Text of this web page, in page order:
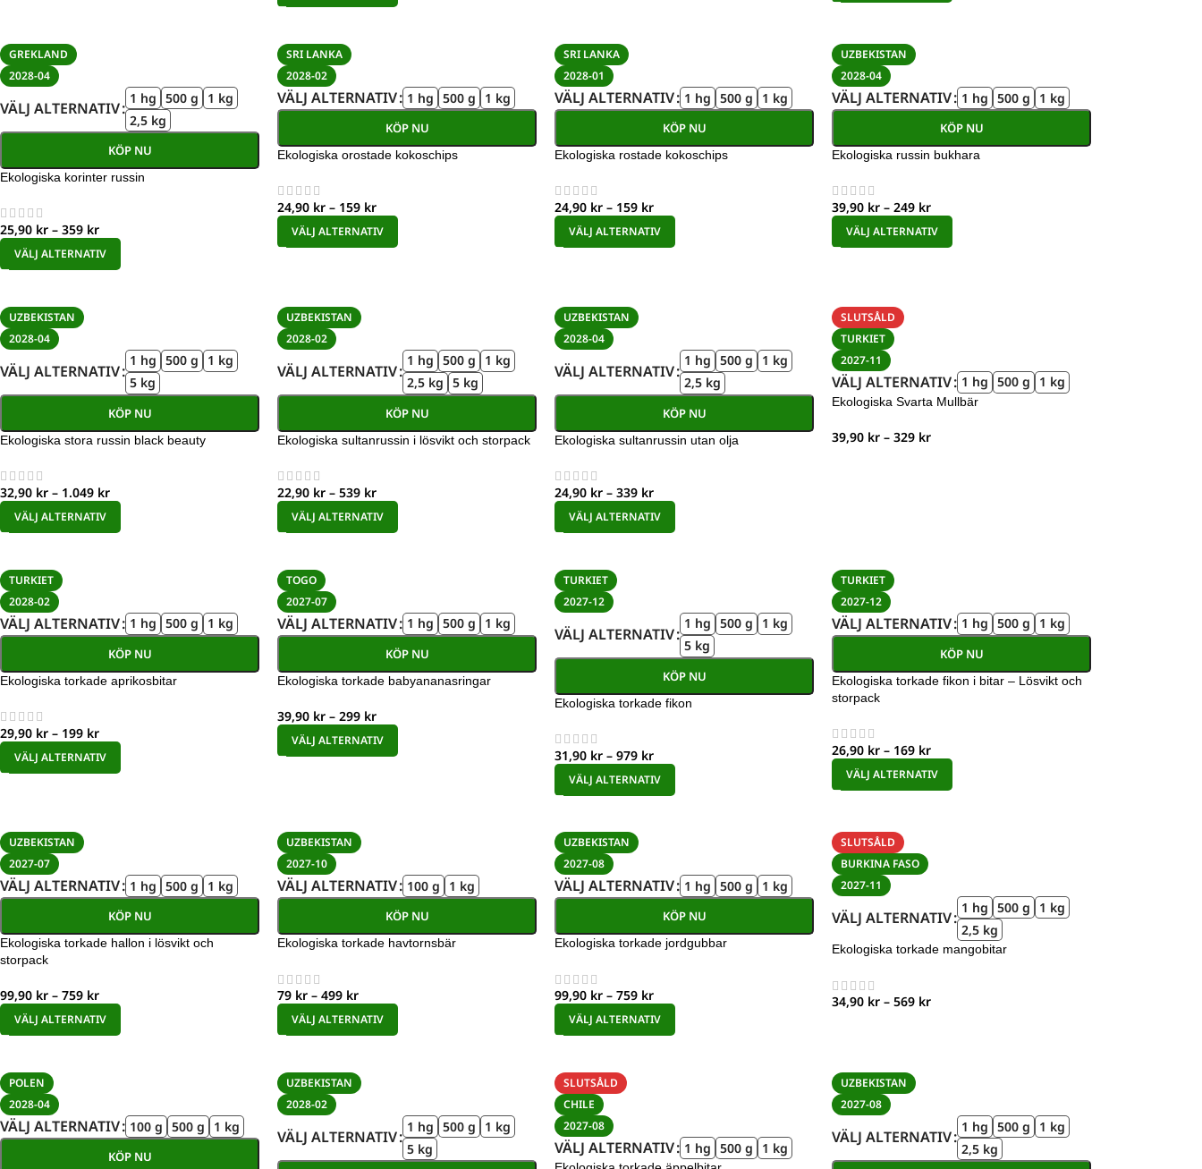
GREKLAND
2028-04
VÄLJ ALTERNATIV
1 hg 500 g
1 kg
2,5 kg
KÖP NU
Ekologiska korinter russin
25,90 kr – 359 kr
VÄLJ ALTERNATIV
SRI LANKA
2028-02
VÄLJ ALTERNATIV 1 hg 500 g 1 kg
KÖP NU
Ekologiska orostade kokoschips
24,90 kr – 159 kr
VÄLJ ALTERNATIV
SRI LANKA
2028-01
VÄLJ ALTERNATIV 1 hg 500 g 1 kg
KÖP NU
Ekologiska rostade kokoschips
24,90 kr – 159 kr
VÄLJ ALTERNATIV
UZBEKISTAN
2028-04
VÄLJ ALTERNATIV 1 hg 500 g 1 kg
KÖP NU
Ekologiska russin bukhara
39,90 kr – 249 kr
VÄLJ ALTERNATIV
UZBEKISTAN
2028-04
VÄLJ ALTERNATIV
1 hg 500 g
1 kg
5 kg
KÖP NU
Ekologiska stora russin black beauty
32,90 kr – 1.049 kr
VÄLJ ALTERNATIV
UZBEKISTAN
2028-02
VÄLJ ALTERNATIV
1 hg 500 g
1 kg
2,5 kg 5 kg
KÖP NU
Ekologiska sultanrussin i lösvikt och storpack
22,90 kr – 539 kr
VÄLJ ALTERNATIV
UZBEKISTAN
2028-04
VÄLJ ALTERNATIV
1 hg 500 g
1 kg
2,5 kg
KÖP NU
Ekologiska sultanrussin utan olja
24,90 kr – 339 kr
VÄLJ ALTERNATIV
SLUTSÅLD
TURKIET
2027-11
VÄLJ ALTERNATIV 1 hg 500 g 1 kg
Ekologiska Svarta Mullbär
39,90 kr – 329 kr
TURKIET
2028-02
VÄLJ ALTERNATIV 1 hg 500 g 1 kg
KÖP NU
Ekologiska torkade aprikosbitar
29,90 kr – 199 kr
VÄLJ ALTERNATIV
TOGO
2027-07
VÄLJ ALTERNATIV 1 hg 500 g 1 kg
KÖP NU
Ekologiska torkade babyananasringar
39,90 kr – 299 kr
VÄLJ ALTERNATIV
TURKIET
2027-12
VÄLJ ALTERNATIV
1 hg 500 g
1 kg
5 kg
KÖP NU
Ekologiska torkade fikon
31,90 kr – 979 kr
VÄLJ ALTERNATIV
TURKIET
2027-12
VÄLJ ALTERNATIV 1 hg 500 g 1 kg
KÖP NU
Ekologiska torkade fikon i bitar – Lösvikt och
storpack
26,90 kr – 169 kr
VÄLJ ALTERNATIV
UZBEKISTAN
2027-07
VÄLJ ALTERNATIV 1 hg 500 g 1 kg
KÖP NU
Ekologiska torkade hallon i lösvikt och
storpack
99,90 kr – 759 kr
VÄLJ ALTERNATIV
UZBEKISTAN
2027-10
VÄLJ ALTERNATIV 100 g 1 kg
KÖP NU
Ekologiska torkade havtornsbär
79 kr – 499 kr
VÄLJ ALTERNATIV
UZBEKISTAN
2027-08
VÄLJ ALTERNATIV 1 hg 500 g 1 kg
KÖP NU
Ekologiska torkade jordgubbar
99,90 kr – 759 kr
VÄLJ ALTERNATIV
SLUTSÅLD
BURKINA FASO
2027-11
VÄLJ ALTERNATIV
1 hg 500 g
1 kg
2,5 kg
Ekologiska torkade mangobitar
34,90 kr – 569 kr
POLEN
2028-04
VÄLJ ALTERNATIV 100 g 500 g 1 kg
KÖP NU
UZBEKISTAN
2028-02
VÄLJ ALTERNATIV
1 hg 500 g
1 kg
5 kg
SLUTSÅLD
CHILE
2027-08
VÄLJ ALTERNATIV 1 hg 500 g 1 kg
UZBEKISTAN
2027-08
VÄLJ ALTERNATIV
1 hg 500 g
1 kg
2,5 kg